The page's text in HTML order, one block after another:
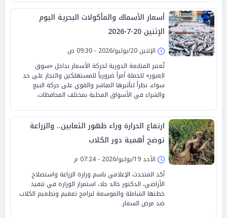
أسعار الأسماك والمأكولات البحرية اليوم
الإثنين 20-7-2026
الإثنين 20/يوليو/2026 - 09:30 ص
تُعتبر المتابعة الدورية لحركة الأسعار بداخل «سوق
العبور» للجملة أمراً ضرورياً للمستهلكين والتجار على حد
سواء، نظراً لتأثيرها المباشر والقوي على حركة البيع
والشراء في الأسواق المحلية بمختلف المحافظات.
ارتفاع الحرارة وراء ظهور الثعابين.. والزراعة
توضح أهمية دور الكلاب
الأحد 19/يوليو/2026 - 07:24 م
أكد المتحدث الإعلامي باسم وزارة الزراعة واستصلاح
الأراضي، الدكتور خالد جاد، استمرار الوزارة في تنفيذ
خطتها الشاملة والموسعة لبرامج تعقيم وتطعيم الكلاب
ضد مرض السعار.